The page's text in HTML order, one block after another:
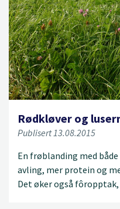
Rødkløver og
Publisert 13.08.2015
En frøblanding med
avling, mer protein og
Det øker også